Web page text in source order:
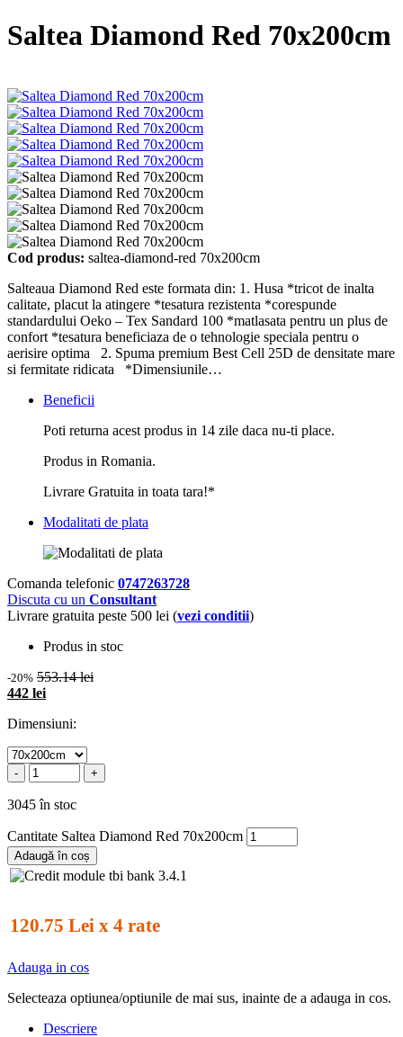
Saltea Diamond Red 70x200cm
Cod produs: saltea-diamond-red 70x200cm
Salteaua Diamond Red este formata din: 1. Husa *tricot de inalta
calitate, placut la atingere *tesatura rezistenta *corespunde
standardului Oeko – Tex Sandard 100 *matlasata pentru un plus de
confort *tesatura beneficiaza de o tehnologie speciala pentru o
aerisire optima 2. Spuma premium Best Cell 25D de densitate mare
si fermitate ridicata *Dimensiunile…
Beneficii
Poti returna acest produs in 14 zile daca nu-ti place.
Produs in Romania.
Livrare Gratuita in toata tara!*
Modalitati de plata
Comanda telefonic 0747263728
Discuta cu un Consultant
Livrare gratuita peste 500 lei (vezi conditii)
Produs in stoc
-20% 553.14 lei
442 lei
Dimensiuni:
- +
3045 în stoc
Cantitate Saltea Diamond Red 70x200cm
Adaugă în coș
120.75 Lei x 4 rate
Adauga in cos
Selecteaza optiunea/optiunile de mai sus, inainte de a adauga in cos.
Descriere